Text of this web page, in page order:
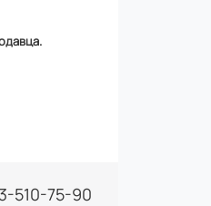
510-75-90